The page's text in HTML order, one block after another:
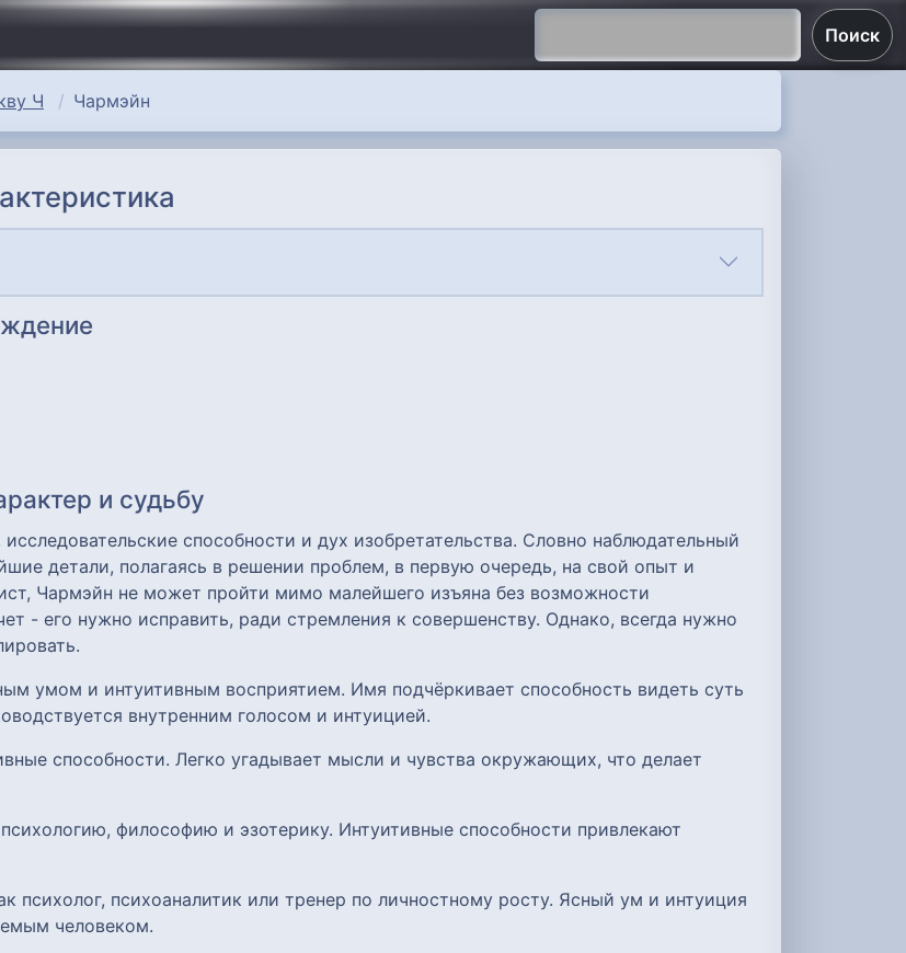
Поиск
Ч Чармэйн
и судьбу
способности и дух изобретательства. Словно наблюдательный
детали, полагаясь в решении проблем, в первую очередь, на свой опыт и
Чармэйн не может пройти мимо малейшего изъяна без возможности
- его нужно исправить, ради стремления к совершенству. Однако, всегда нужно
умом и интуитивным восприятием. Имя подчёркивает способность видеть суть
внутренним голосом и интуицией.
способности. Легко угадывает мысли и чувства окружающих, что делает
философию и эзотерику. Интуитивные способности привлекают
психолог, психоаналитик или тренер по личностному росту. Ясный ум и интуиция
человеком.